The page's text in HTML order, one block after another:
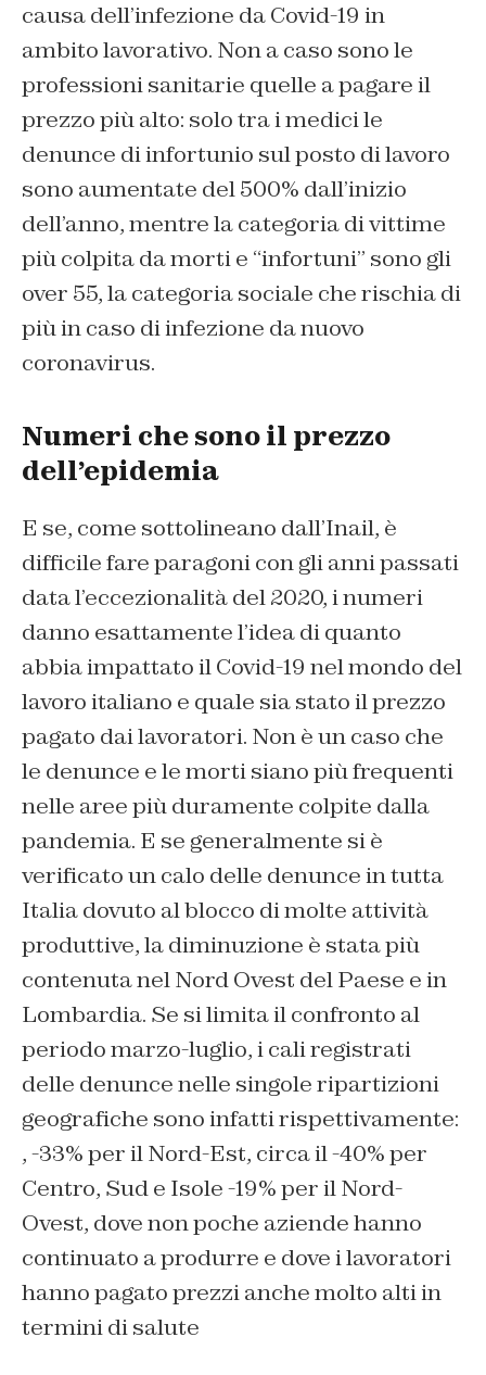
causa dell’infezione da Covid-19 in
ambito lavorativo. Non a caso sono le
professioni sanitarie quelle a pagare il
prezzo più alto: solo tra i medici le
denunce di infortunio sul posto di lavoro
sono aumentate del 500% dall’inizio
dell’anno, mentre la categoria di vittime
più colpita da morti e “infortuni” sono gli
over 55, la categoria sociale che rischia di
più in caso di infezione da nuovo
coronavirus.
Numeri che sono il prezzo
dell’epidemia
E se, come sottolineano dall’Inail, è
difficile fare paragoni con gli anni passati
data l’eccezionalità del 2020, i numeri
danno esattamente l’idea di quanto
abbia impattato il Covid-19 nel mondo del
lavoro italiano e quale sia stato il prezzo
pagato dai lavoratori. Non è un caso che
le denunce e le morti siano più frequenti
nelle aree più duramente colpite dalla
pandemia. E se generalmente si è
verificato un calo delle denunce in tutta
Italia dovuto al blocco di molte attività
produttive, la diminuzione è stata più
contenuta nel Nord Ovest del Paese e in
Lombardia. Se si limita il confronto al
periodo marzo-luglio, i cali registrati
delle denunce nelle singole ripartizioni
geografiche sono infatti rispettivamente:
, -33% per il Nord-Est, circa il -40% per
Centro, Sud e Isole -19% per il Nord-
Ovest, dove non poche aziende hanno
continuato a produrre e dove i lavoratori
hanno pagato prezzi anche molto alti in
termini di salute